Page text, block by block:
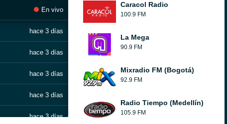
En vivo
hace 3 días
hace 3 días
hace 3 días
hace 3 días
hace 3 días
Caracol Radio
100.9 FM
La Mega
90.9 FM
Mixradio FM (Bogotá)
92.9 FM
Radio Tiempo (Medellín)
105.9 FM